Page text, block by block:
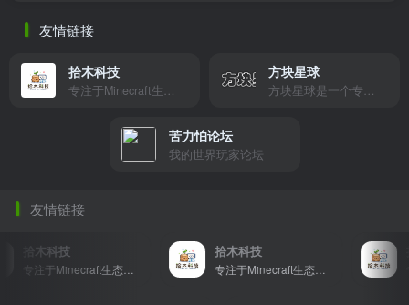
友情链接
拾木科技
专注于Minecraft生态建设
方块星球
方块星球是一个专注于我的世界的中文论坛，提供丰富的资源分享、玩家交流和创意展示，包括地图、皮肤、数据包等内容，打造Minecraft玩家的专属社区乐园！
苦力怕论坛
我的世界玩家论坛
友情链接
拾木科技
专注于Minecraft生态建设
拾木科技
专注于Minecraft生态建设
拾